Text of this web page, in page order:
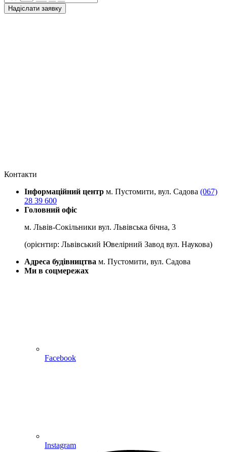
Надіслати заявку
Контакти
Інформаційний центр м. Пустомити, вул. Садова (067)
28 39 600
Головний офіс
м. Львів-Сокільники вул. Львівська бічна, 3
(орієнтир: Львівський Ювелірний Завод вул. Наукова)
Адреса будівництва м. Пустомити, вул. Садова
Ми в соцмережах
Facebook
Instagram